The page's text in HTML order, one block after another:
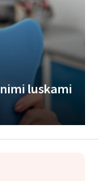
luskami